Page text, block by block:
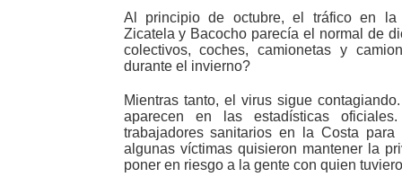
Al principio de octubre, el tráfico en la
Zicatela y Bacocho parecía el normal de
colectivos, coches, camionetas y
durante el invierno?
Mientras tanto, el virus sigue
aparecen en las estadísticas
trabajadores sanitarios en la Costa
algunas víctimas quisieron mantener la
poner en riesgo a la gente con quien